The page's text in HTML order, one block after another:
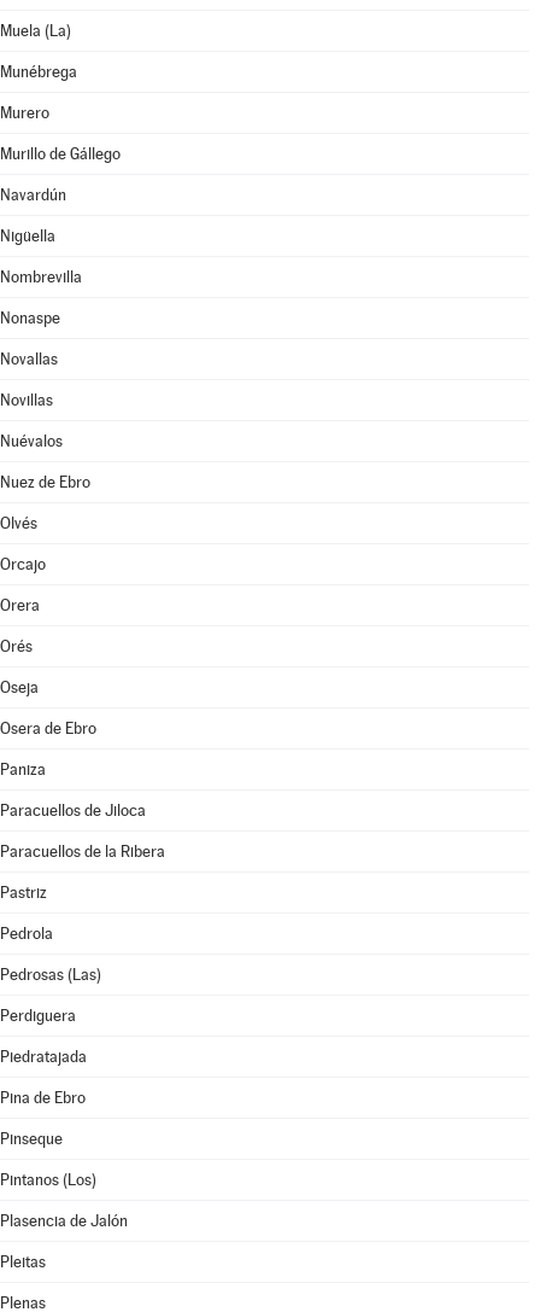
Muela (La)
Munébrega
Murero
Murillo de Gállego
Navardún
Nigüella
Nombrevilla
Nonaspe
Novallas
Novillas
Nuévalos
Nuez de Ebro
Olvés
Orcajo
Orera
Orés
Oseja
Osera de Ebro
Paniza
Paracuellos de Jiloca
Paracuellos de la Ribera
Pastriz
Pedrola
Pedrosas (Las)
Perdiguera
Piedratajada
Pina de Ebro
Pinseque
Pintanos (Los)
Plasencia de Jalón
Pleitas
Plenas